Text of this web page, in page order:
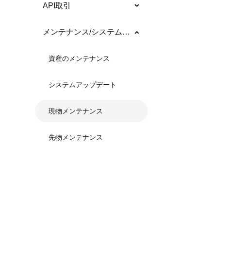
API取引
メンテナンス/システムアップデート
資産のメンテナンス
システムアップデート
現物メンテナンス
先物メンテナンス